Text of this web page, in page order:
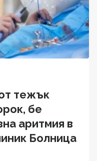
тежък
бе
аритмия в
Болница